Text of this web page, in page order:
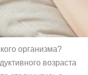
организма?
возраста